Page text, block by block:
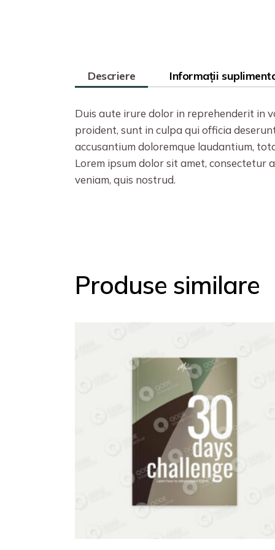
Descriere Informații
Duis aute irure dolor in reprehenderit in
proident, sunt in culpa qui officia
accusantium doloremque laudantium,
Lorem ipsum dolor sit amet, consectetur
veniam, quis nostrud.
Produse similare